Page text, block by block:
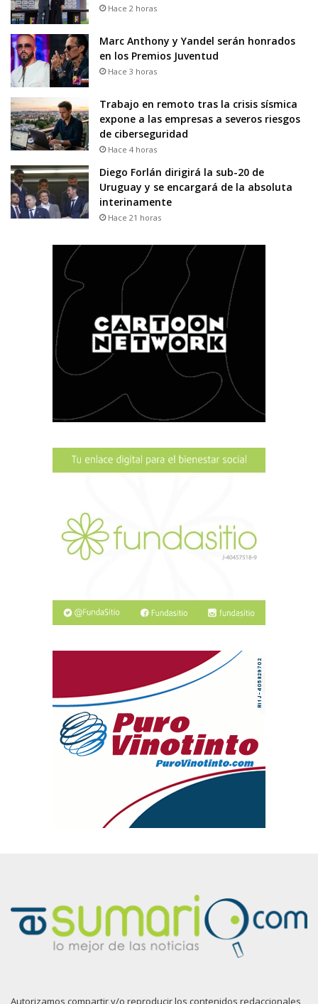
Hace 2 horas
Marc Anthony y Yandel serán honrados
en los Premios Juventud
Hace 3 horas
Trabajo en remoto tras la crisis sísmica
expone a las empresas a severos riesgos
de ciberseguridad
Hace 4 horas
Diego Forlán dirigirá la sub-20 de
Uruguay y se encargará de la absoluta
interinamente
Hace 21 horas
Autorizamos compartir y/o reproducir los contenidos redaccionales